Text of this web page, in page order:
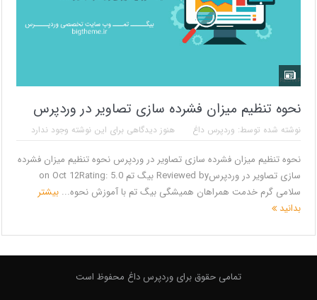
نحوه تنظیم میزان فشرده سازی تصاویر در وردپرس
نوشته شده توسط: وردپرس داغ هنوز دیدگاهی برای این نوشته وجود ندارد
نحوه تنظیم میزان فشرده سازی تصاویر در وردپرس نحوه تنظیم میزان فشرده
سازی تصاویر در وردپرسReviewed by بیگ تم on Oct 12Rating: 5.0
سلامی گرم خدمت همراهان همیشگی بیگ تم با آموزش نحوه... بیشتر
بدانید
تمامی حقوق برای وردپرس داغ محفوظ است